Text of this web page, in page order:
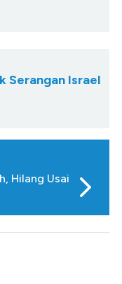
Serangan Israel
Hilang Usai